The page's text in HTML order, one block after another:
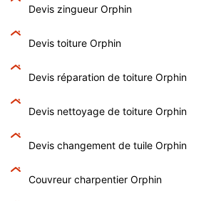
Devis zingueur Orphin
Devis toiture Orphin
Devis réparation de toiture Orphin
Devis nettoyage de toiture Orphin
Devis changement de tuile Orphin
Couvreur charpentier Orphin